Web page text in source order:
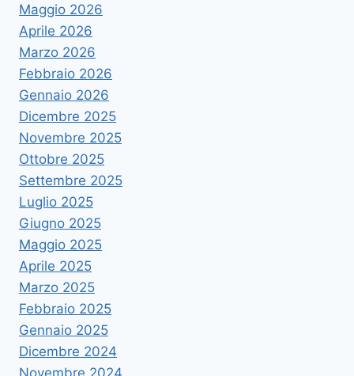
Maggio 2026
Aprile 2026
Marzo 2026
Febbraio 2026
Gennaio 2026
Dicembre 2025
Novembre 2025
Ottobre 2025
Settembre 2025
Luglio 2025
Giugno 2025
Maggio 2025
Aprile 2025
Marzo 2025
Febbraio 2025
Gennaio 2025
Dicembre 2024